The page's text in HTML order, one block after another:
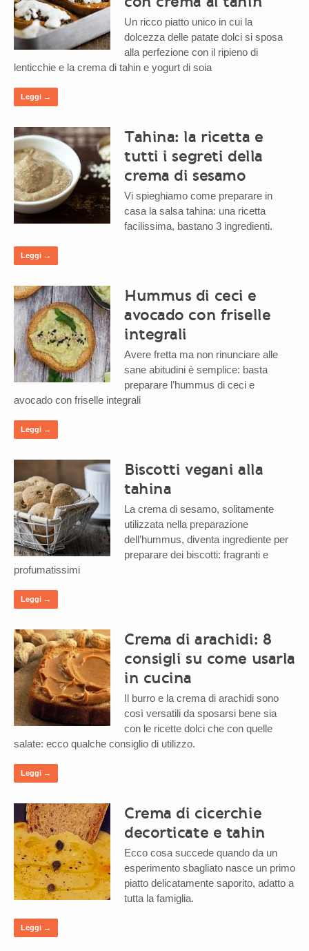
Un ricco piatto unico in cui la
dolcezza delle patate dolci si sposa
alla perfezione con il ripieno di
lenticchie e la crema di tahin e yogurt di soia
Leggi →
Tahina: la ricetta e
tutti i segreti della
crema di sesamo
Vi spieghiamo come preparare in
casa la salsa tahina: una ricetta
facilissima, bastano 3 ingredienti.
Leggi →
Hummus di ceci e
avocado con friselle
integrali
Avere fretta ma non rinunciare alle
sane abitudini è semplice: basta
preparare l’hummus di ceci e
avocado con friselle integrali
Leggi →
Biscotti vegani alla
tahina
La crema di sesamo, solitamente
utilizzata nella preparazione
dell’hummus, diventa ingrediente per
preparare dei biscotti: fragranti e
profumatissimi
Leggi →
Crema di arachidi: 8
consigli su come usarla
in cucina
Il burro e la crema di arachidi sono
così versatili da sposarsi bene sia
con le ricette dolci che con quelle
salate: ecco qualche consiglio di utilizzo.
Leggi →
Crema di cicerchie
decorticate e tahin
Ecco cosa succede quando da un
esperimento sbagliato nasce un primo
piatto delicatamente saporito, adatto a
tutta la famiglia.
Leggi →